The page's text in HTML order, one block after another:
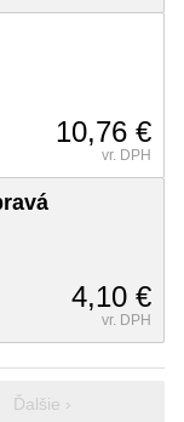
10,76 €
vr. DPH
4,10 €
vr. DPH
Ďalšie ›